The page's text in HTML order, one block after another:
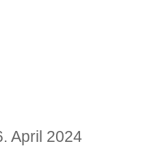
April 2024